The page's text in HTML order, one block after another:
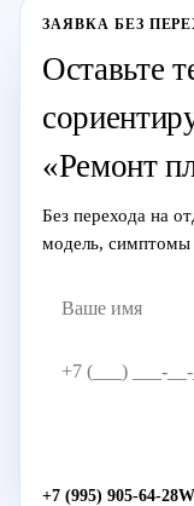
ЗАЯВКА БЕЗ
Оставьте
«Ремонт
Без перехода на
модель, симптомы
+7 (995) 905-64-28